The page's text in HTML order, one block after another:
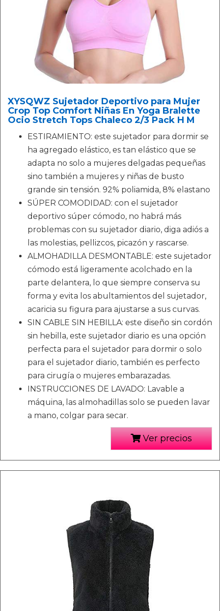
XYSQWZ Sujetador Deportivo para Mujer
Crop Top Comfort Niñas En Yoga Bralette
Ocio Stretch Tops Chaleco 2/3 Pack H M
ESTIRAMIENTO: este sujetador para dormir se
ha agregado elástico, es tan elástico que se
adapta no solo a mujeres delgadas pequeñas
sino también a mujeres y niñas de busto
grande sin tensión. 92% poliamida, 8% elastano
SÚPER COMODIDAD: con el sujetador
deportivo súper cómodo, no habrá más
problemas con su sujetador diario, diga adiós a
las molestias, pellizcos, picazón y rascarse.
ALMOHADILLA DESMONTABLE: este sujetador
cómodo está ligeramente acolchado en la
parte delantera, lo que siempre conserva su
forma y evita los abultamientos del sujetador,
acaricia su figura para ajustarse a sus curvas.
SIN CABLE SIN HEBILLA: este diseño sin cordón
sin hebilla, este sujetador diario es una opción
perfecta para el sujetador para dormir o solo
para el sujetador diario, también es perfecto
para cirugía o mujeres embarazadas.
INSTRUCCIONES DE LAVADO: Lavable a
máquina, las almohadillas solo se pueden lavar
a mano, colgar para secar.
Ver precios